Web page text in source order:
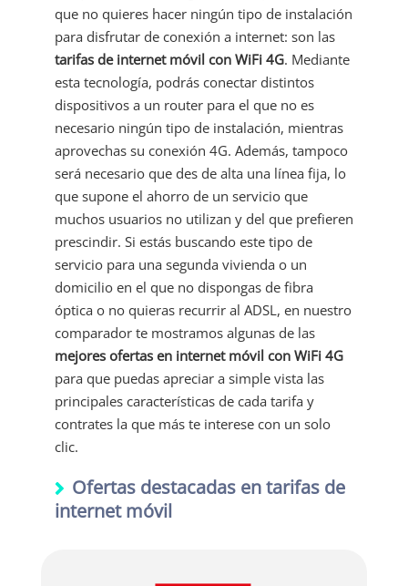
que no quieres hacer ningún tipo de instalación
para disfrutar de conexión a internet: son las
tarifas de internet móvil con WiFi 4G. Mediante
esta tecnología, podrás conectar distintos
dispositivos a un router para el que no es
necesario ningún tipo de instalación, mientras
aprovechas su conexión 4G. Además, tampoco
será necesario que des de alta una línea fija, lo
que supone el ahorro de un servicio que
muchos usuarios no utilizan y del que prefieren
prescindir. Si estás buscando este tipo de
servicio para una segunda vivienda o un
domicilio en el que no dispongas de fibra
óptica o no quieras recurrir al ADSL, en nuestro
comparador te mostramos algunas de las
mejores ofertas en internet móvil con WiFi 4G
para que puedas apreciar a simple vista las
principales características de cada tarifa y
contrates la que más te interese con un solo
clic.
Ofertas destacadas en tarifas de
internet móvil